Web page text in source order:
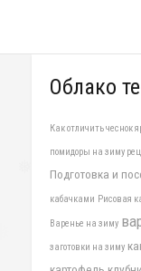
Облако
Как отличить чеснок
помидоры на зиму
Подготовка и
кабачками Рисовая
Варенье на зиму
заготовки на зиму